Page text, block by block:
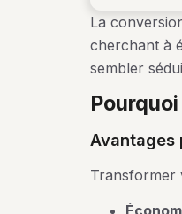
La
cherchant à
sembler
Transformer